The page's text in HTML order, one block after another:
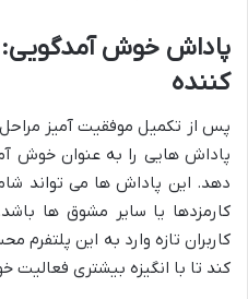
پاداش خوش
کننده
پس از تکمیل موفقیت آمیز
پاداش هایی را به عنوان خوش
دهد. این پاداش ها می تواند
کارمزدها یا سایر مشوق ها
کاربران تازه وارد به این
کند تا با انگیزه بیشتری فعالیت